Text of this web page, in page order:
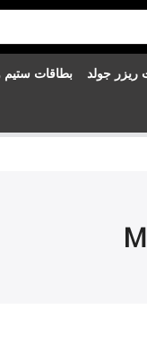
ريزر جولد بطاقات ستيم